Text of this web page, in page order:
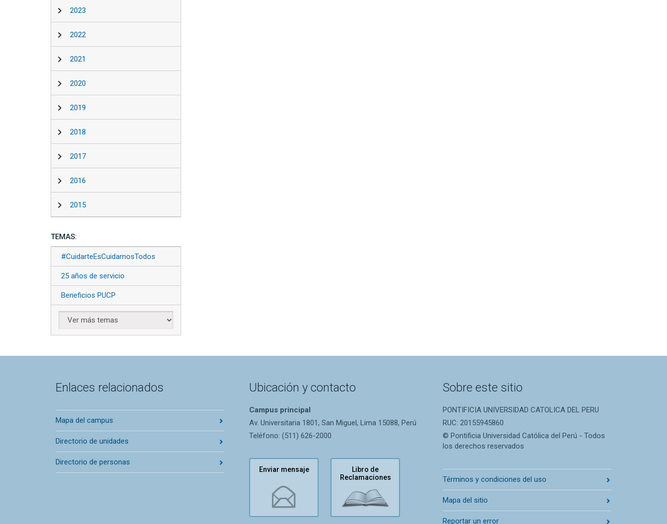
2023
2022
2021
2020
2019
2018
2017
2016
2015
TEMAS:
#CuidarteEsCuidarnosTodos
25 años de servicio
Beneficios PUCP
Enlaces relacionados
Mapa del campus
Directorio de unidades
Directorio de personas
Ubicación y contacto
Campus principal
Av. Universitaria 1801, San Miguel, Lima 15088, Perú
Teléfono: (511) 626-2000
Enviar mensaje
Libro de
Reclamaciones
Sobre este sitio
PONTIFICIA UNIVERSIDAD CATOLICA DEL PERU
RUC: 20155945860
© Pontificia Universidad Católica del Perú - Todos
los derechos reservados
Términos y condiciones del uso
Mapa del sitio
Reportar un error